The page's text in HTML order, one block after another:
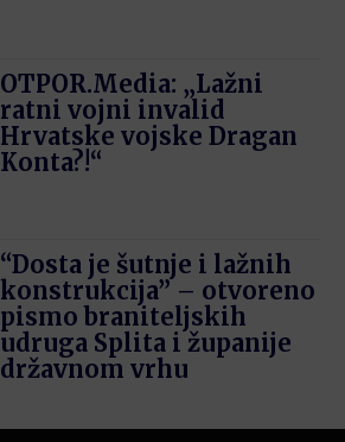
OTPOR.Media: „Lažni
ratni vojni invalid
Hrvatske vojske Dragan
Konta?!“
“Dosta je šutnje i lažnih
konstrukcija” – otvoreno
pismo braniteljskih
udruga Splita i županije
državnom vrhu